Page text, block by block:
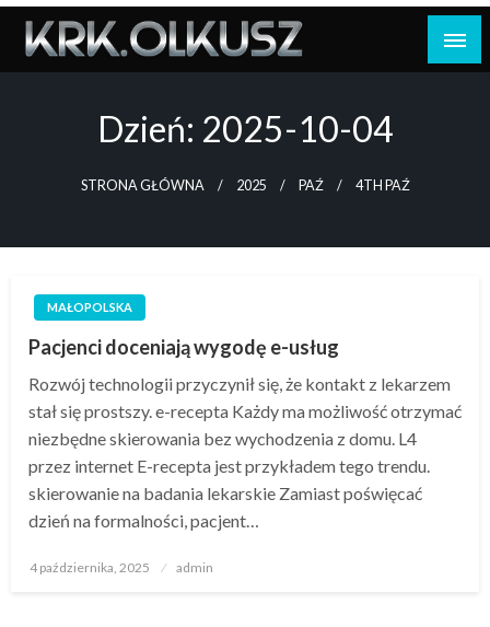
Skip
content
Dzień: 2025-10-04
STRONA GŁÓWNA 2025 PAŹ 4TH PAŹ
MAŁOPOLSKA
Pacjenci doceniają wygodę e-usług
Rozwój technologii przyczynił się, że kontakt z lekarzem
stał się prostszy. e-recepta Każdy ma możliwość otrzymać
niezbędne skierowania bez wychodzenia z domu. L4
przez internet E-recepta jest przykładem tego trendu.
skierowanie na badania lekarskie Zamiast poświęcać
dzień na formalności, pacjent…
Opublikowane
4 października, 2025 admin